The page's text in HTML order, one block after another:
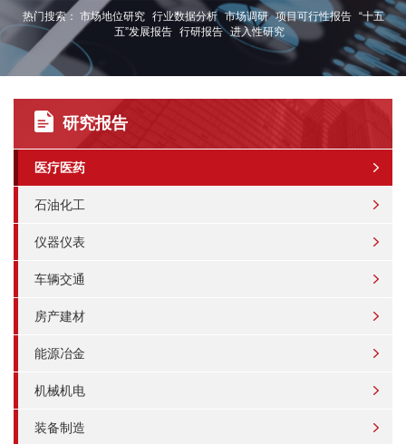
热门搜索： 市场地位研究 行业数据分析 市场调研 项目可行性报告
“十五
五”发展报告 行研报告 进入性研究
研究报告
医疗医药
石油化工
仪器仪表
车辆交通
房产建材
能源冶金
机械机电
装备制造